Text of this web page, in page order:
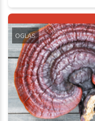
OGLAS